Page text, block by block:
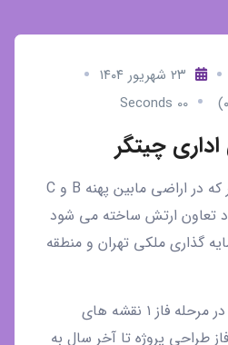
۲۳ شهریور ۱۴۰۴
00 Seconds
چیتگر
شهر تجاری اداری چیتگر که در اراضی مابین پهنه B و C
تعاون ارتش ساخته می شود
گذاری ملکی تهران و منطقه
این پروژه در حال حاضر در مرحله فاز ۱ نقشه های
طراحی پروژه تا آخر سال به